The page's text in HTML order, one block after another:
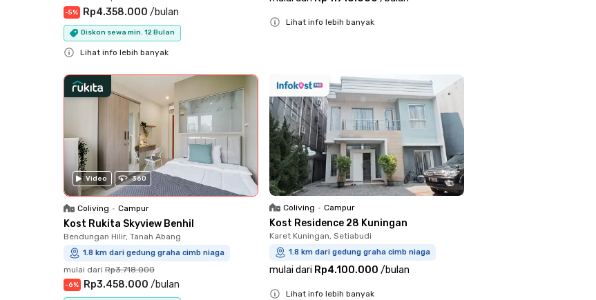
-5% Rp4.358.000 /bulan
Diskon sewa min. 12 Bulan
Lihat info lebih banyak
Lihat info lebih banyak
Video 360
Coliving • Campur
Kost Rukita Skyview Benhil
Bendungan Hilir, Tanah Abang
1.8 km dari gedung graha cimb niaga
mulai dari Rp3.718.000
-6% Rp3.458.000 /bulan
Coliving • Campur
Kost Residence 28 Kuningan
Karet Kuningan, Setiabudi
1.8 km dari gedung graha cimb niaga
mulai dari Rp4.100.000 /bulan
Lihat info lebih banyak